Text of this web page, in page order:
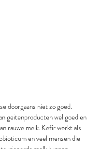
doorgaans niet zo goed.
geitenproducten wel goed en
rauwe melk. Kefir werkt als
en veel mensen die